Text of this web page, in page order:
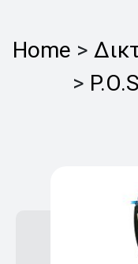
Home >
>